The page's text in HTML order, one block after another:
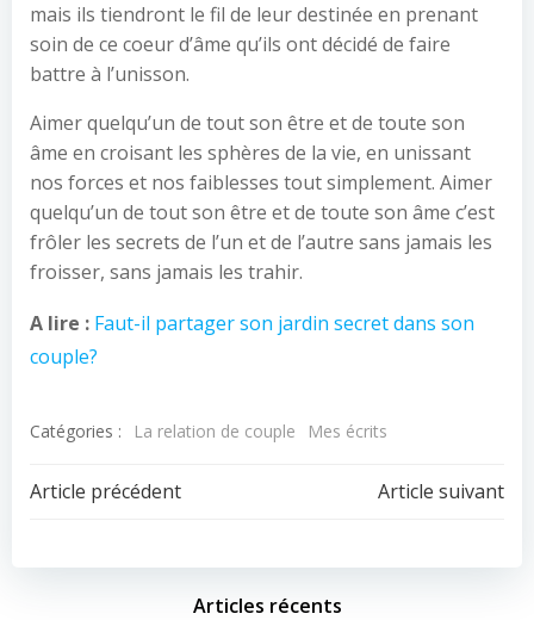
mais ils tiendront le fil de leur destinée en prenant
soin de ce coeur d’âme qu’ils ont décidé de faire
battre à l’unisson.
Aimer quelqu’un de tout son être et de toute son
âme en croisant les sphères de la vie, en unissant
nos forces et nos faiblesses tout simplement. Aimer
quelqu’un de tout son être et de toute son âme c’est
frôler les secrets de l’un et de l’autre sans jamais les
froisser, sans jamais les trahir.
A lire : Faut-il partager son jardin secret dans son
couple?
Catégories : La relation de couple Mes écrits
Article précédent Article suivant
Articles récents